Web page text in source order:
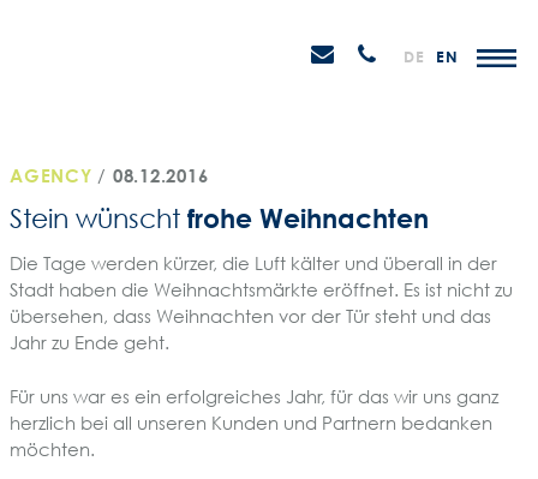
Email Anrufen
DE EN
AGENCY / 08.12.2016
Stein wünscht frohe Weihnachten
Die Tage werden kürzer, die Luft kälter und überall in der
Stadt haben die Weihnachtsmärkte eröffnet. Es ist nicht zu
übersehen, dass Weihnachten vor der Tür steht und das
Jahr zu Ende geht.
Für uns war es ein erfolgreiches Jahr, für das wir uns ganz
herzlich bei all unseren Kunden und Partnern bedanken
möchten.